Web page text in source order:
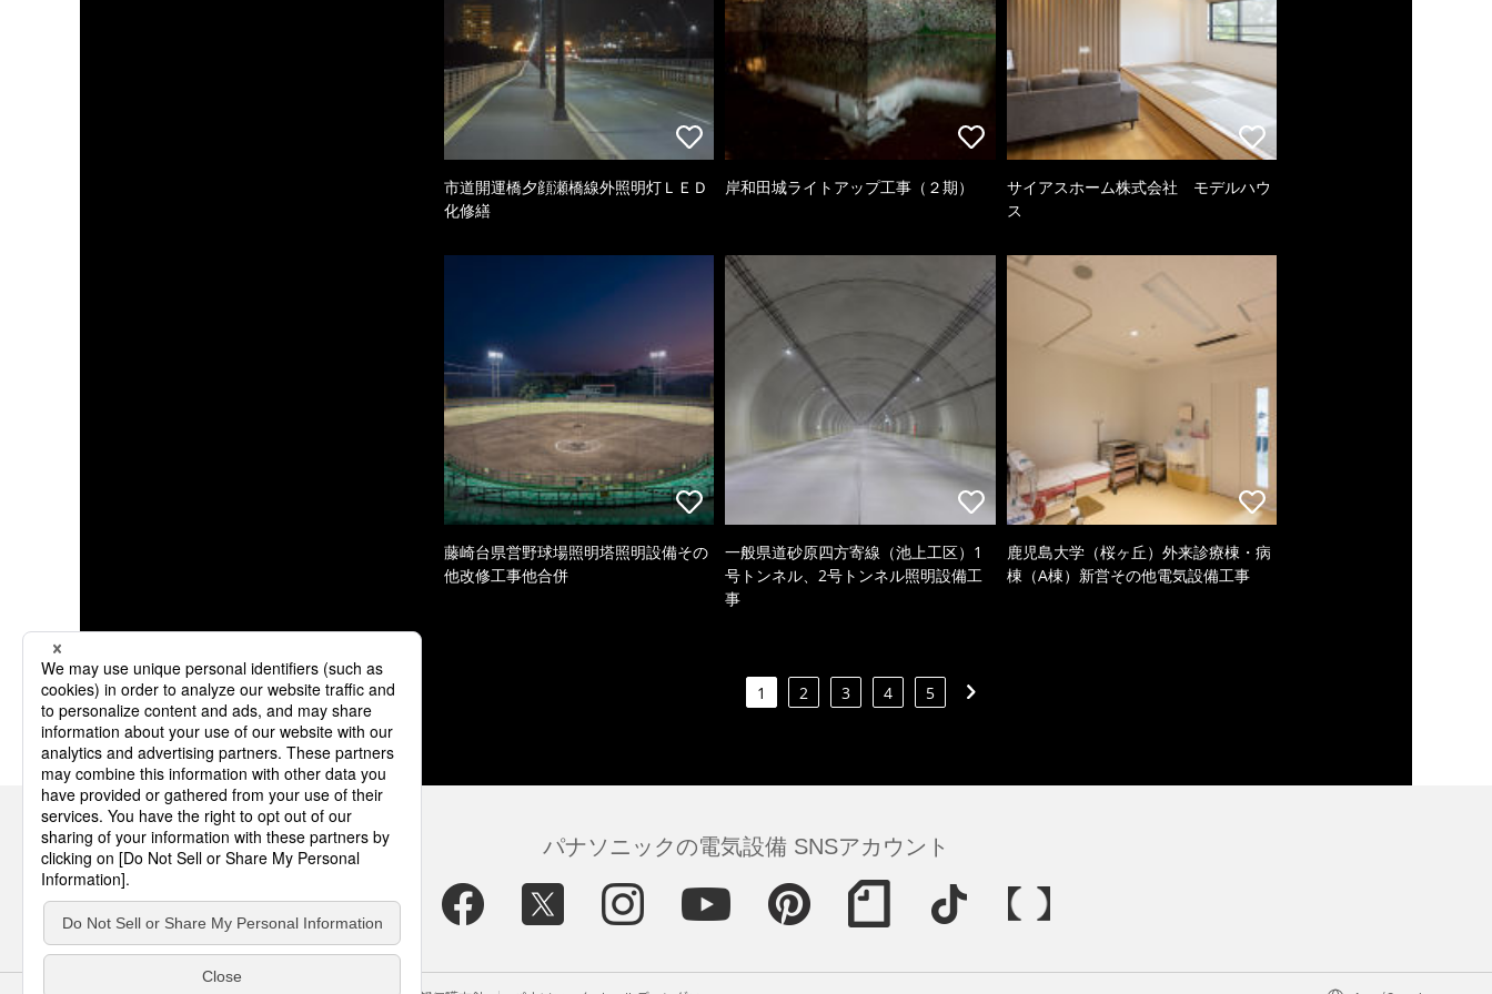
市道開運橋夕顔瀬橋線外照明灯ＬＥＤ
化修繕
岸和田城ライトアップ工事（２期）
サイアスホーム株式会社 モデルハウ
ス
藤崎台県営野球場照明塔照明設備その
他改修工事他合併
一般県道砂原四方寄線（池上工区）1
号トンネル、2号トンネル照明設備工
事
鹿児島大学（桜ヶ丘）外来診療棟・病
棟（A棟）新営その他電気設備工事
1 2 3 4 5
パナソニックの電気設備 SNSアカウント